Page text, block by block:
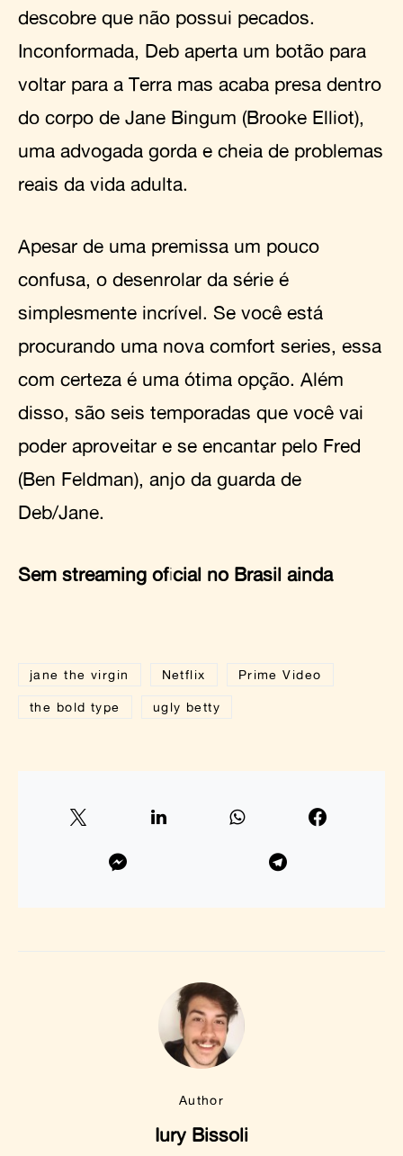
descobre que não possui pecados.
Inconformada, Deb aperta um botão para
voltar para a Terra mas acaba presa dentro
do corpo de Jane Bingum (Brooke Elliot),
uma advogada gorda e cheia de problemas
reais da vida adulta.
Apesar de uma premissa um pouco
confusa, o desenrolar da série é
simplesmente incrível. Se você está
procurando uma nova comfort series, essa
com certeza é uma ótima opção. Além
disso, são seis temporadas que você vai
poder aproveitar e se encantar pelo Fred
(Ben Feldman), anjo da guarda de
Deb/Jane.
Sem streaming oficial no Brasil ainda
jane the virgin Netflix Prime Video
the bold type ugly betty
Author
Iury Bissoli